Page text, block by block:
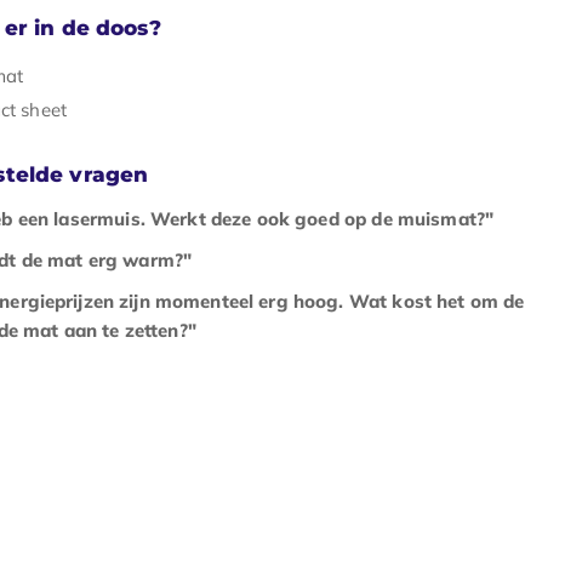
in de doos?
sheet
vragen
een lasermuis. Werkt deze ook goed op de muismat?"
de mat erg warm?"
zijn momenteel erg hoog. Wat kost het om de
mat aan te zetten?"